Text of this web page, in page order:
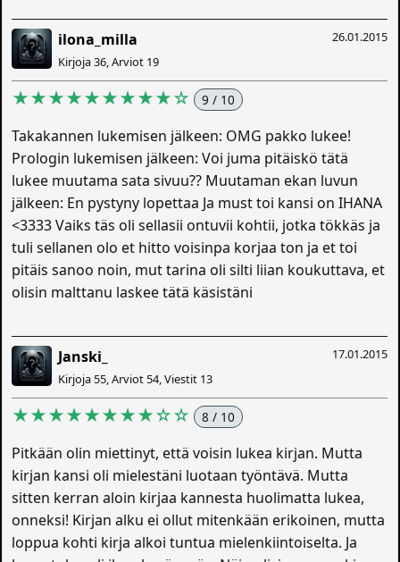
26.01.2015
ilona_milla
Kirjoja 36, Arviot 19
★★★★★★★★★☆ 9 / 10
Takakannen lukemisen jälkeen: OMG pakko lukee!
Prologin lukemisen jälkeen: Voi juma pitäiskö tätä
lukee muutama sata sivuu?? Muutaman ekan luvun
jälkeen: En pystyny lopettaa Ja must toi kansi on IHANA
<3333 Vaiks täs oli sellasii ontuvii kohtii, jotka tökkäs ja
tuli sellanen olo et hitto voisinpa korjaa ton ja et toi
pitäis sanoo noin, mut tarina oli silti liian koukuttava, et
olisin malttanu laskee tätä käsistäni
17.01.2015
Janski_
Kirjoja 55, Arviot 54, Viestit 13
★★★★★★★★☆☆ 8 / 10
Pitkään olin miettinyt, että voisin lukea kirjan. Mutta
kirjan kansi oli mielestäni luotaan työntävä. Mutta
sitten kerran aloin kirjaa kannesta huolimatta lukea,
onneksi! Kirjan alku ei ollut mitenkään erikoinen, mutta
loppua kohti kirja alkoi tuntua mielenkiintoiselta. Ja